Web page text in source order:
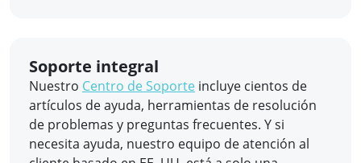
Soporte integral
Nuestro Centro de Soporte incluye cientos de
artículos de ayuda, herramientas de resolución
de problemas y preguntas frecuentes. Y si
necesita ayuda, nuestro equipo de atención al